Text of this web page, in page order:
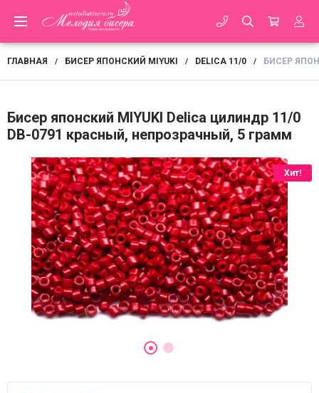
ГЛАВНАЯ / БИСЕР ЯПОНСКИЙ MIYUKI / DELICA 11/0 / БИСЕР
Бисер японский MIYUKI Delica цилиндр 11/0
DB-0791 красный, непрозрачный, 5 грамм
Хит!